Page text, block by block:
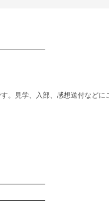
。見学、入部、感想送付などに